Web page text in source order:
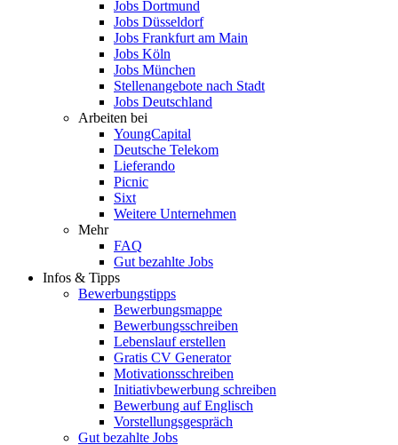
Jobs Dortmund
Jobs Düsseldorf
Jobs Frankfurt am Main
Jobs Köln
Jobs München
Stellenangebote nach Stadt
Jobs Deutschland
Arbeiten bei
YoungCapital
Deutsche Telekom
Lieferando
Picnic
Sixt
Weitere Unternehmen
Mehr
FAQ
Gut bezahlte Jobs
Infos & Tipps
Bewerbungstipps
Bewerbungsmappe
Bewerbungsschreiben
Lebenslauf erstellen
Gratis CV Generator
Motivationsschreiben
Initiativbewerbung schreiben
Bewerbung auf Englisch
Vorstellungsgespräch
Gut bezahlte Jobs